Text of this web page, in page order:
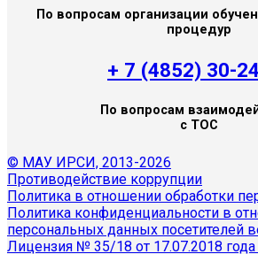
По вопросам организации
процедур
+ 7 (4852) 30-
По вопросам
с ТОС
© МАУ ИРСИ, 2013-2026
Противодействие коррупции
Политика в отношении обработки
Политика конфиденциальности в
персональных данных посетителей
Лицензия № 35/18 от 17.07.2018